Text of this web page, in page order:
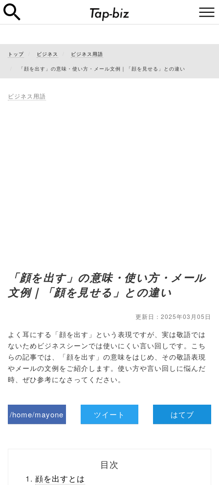
トップ ビジネス ビジネス用語
「顔を出す」の意味・使い方・メール文例｜「顔を見せる」との違い
ビジネス用語
「顔を出す」の意味・使い方・メール
文例｜「顔を見せる」との違い
更新日：2025年03月05日
よく耳にする「顔を出す」という表現ですが、実は敬語では
ないためビジネスシーンでは使いにくい言い回しです。こち
らの記事では、「顔を出す」の意味をはじめ、その敬語表現
やメールの文例をご紹介します。使い方や言い回しに悩んだ
時、ぜひ参考になさってください。
/home/mayone
ツイート はてブ
目次
顔を出すとは